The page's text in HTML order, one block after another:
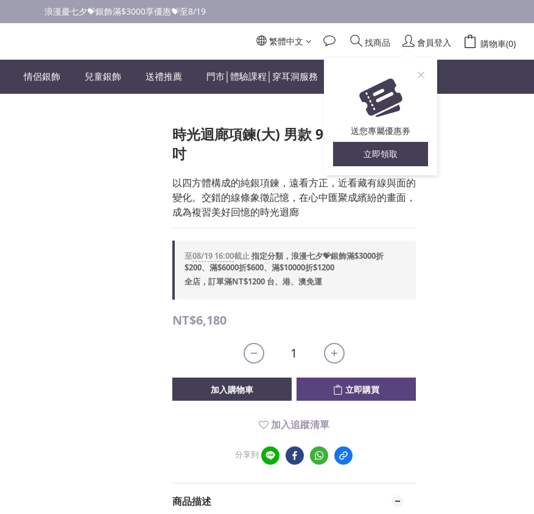
點此加入LINE✅好友領取首購優惠券
浪漫慶七夕💝銀飾滿$3000享優惠💝至8/19
繁體中文 找商品 會員登入
送您專屬優惠券
立即領取
購物車(0)
情侶銀飾 兒童銀飾 送禮推薦 門市│體驗課程│穿耳洞服務
時光迴廊項鍊(大) 男款 925純銀項鍊 20
吋
以四方體構成的純銀項鍊，遠看方正，近看藏有線與面的
變化。交錯的線條象徵記憶，在心中匯聚成繽紛的畫面，
成為複習美好回憶的時光迴廊
至08/19 16:00截止指定分類，浪漫七夕💝銀飾滿$3000折
$200、滿$6000折$600、滿$10000折$1200
全店，訂單滿NT$1200 台、港、澳免運
NT$6,180
加入購物車 立即購買
加入追蹤清單
分享到
商品描述
立即購買